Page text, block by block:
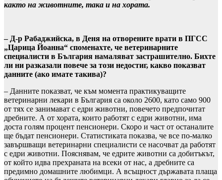
както на животните, така и на хората.
– Д-р Рабаджийска, в Деня на отворените врати в ПГСС
„Царица Йоанна“ споменахте, че ветеринарните
специалисти в България намаляват застрашително. Бихте
ли ни разказали повече за този недостиг, какво показват
данните (ако имате такива)?
– Данните показват, че към момента практикуващите
ветеринарни лекари в България са около 2600, като само 900
от тях се занимават с едри животни, повечето предпочитат
дребните. А от хората, които работят с едри животни, има
доста голям процент пенсионери. Скоро и част от останалите
ще бъдат пенсионери. Статистиката показва, че все по-малко
завършващи ветеринарни специалисти се насочват да работят
с едри животни. Пояснявам, че едрите животни са добитъкът,
от който идва прехраната на всеки от нас, а дребните са
предимно домашните любимци. А всъщност държавата плаща